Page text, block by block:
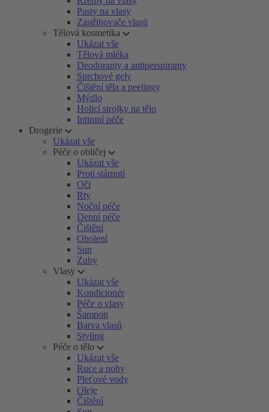
Pasty na vlasy
Zastřihovače vlasů
Tělová kosmetika
Ukázat vše
Tělová mléka
Deodoranty a antiperspiranty
Sprchové gely
Čištění těla a peelingy
Mýdlo
Holicí strojky na tělo
Intimní péče
Drogerie
Ukázat vše
Péče o obličej
Ukázat vše
Proti stárnutí
Oči
Rty
Noční péče
Denní péče
Čištění
Oholení
Sun
Zuby
Vlasy
Ukázat vše
Kondicionér
Péče o vlasy
Šampon
Barva vlasů
Styling
Péče o tělo
Ukázat vše
Ruce a nohy
Pleťové vody
Oleje
Čištění